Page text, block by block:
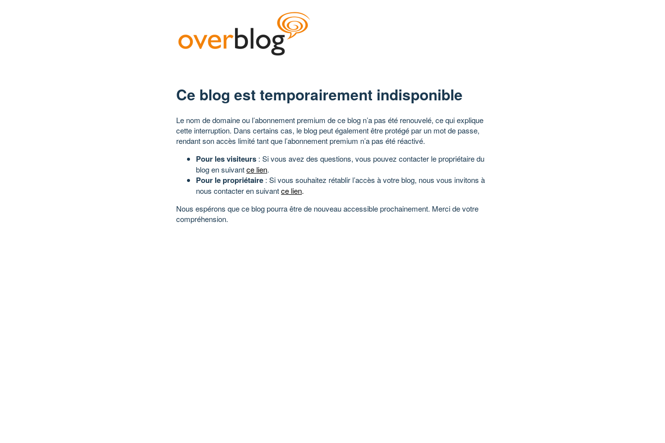
Ce blog est temporairement indisponible
Le nom de domaine ou l’abonnement premium de ce blog n’a pas été renouvelé, ce qui explique
cette interruption. Dans certains cas, le blog peut également être protégé par un mot de passe,
rendant son accès limité tant que l’abonnement premium n’a pas été réactivé.
Pour les visiteurs : Si vous avez des questions, vous pouvez contacter le propriétaire du
blog en suivantce lien.
Pour le propriétaire : Si vous souhaitez rétablir l’accès à votre blog, nous vous invitons à
nous contacter en suivantce lien.
Nous espérons que ce blog pourra être de nouveau accessible prochainement. Merci de votre
compréhension.